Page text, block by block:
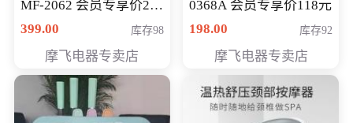
MF-2062 会员专享价268
元
399.00 库存98
摩飞电器专卖店
0368A 会员专享价118元
198.00
库存92
摩飞电器专卖店